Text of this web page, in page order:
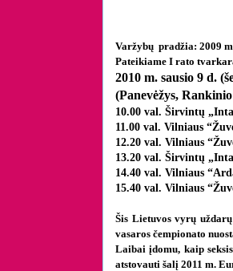
Varžybų pradžia: 2009
Pateikiame I rato
2010 m. sausio 9 d.
(Panevėžys,
10.00 val. Širvintų
11.00 val. Vilniaus
12.20 val. Vilniaus
13.20 val. Širvintų
14.40 val. Vilniaus
15.40 val. Vilniaus
Šis Lietuvos vyrų
vasaros čempionato
Laibai įdomu, kaip
atstovauti šalį 2011 m.